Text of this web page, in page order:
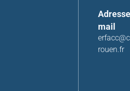
Adresse
mail
rouen.fr